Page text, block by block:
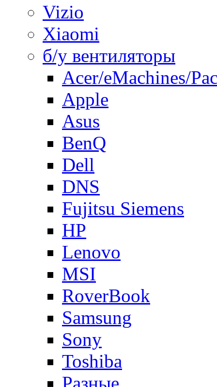
Vizio
Xiaomi
б/у вентиляторы
Acer/eMachines/
Apple
Asus
BenQ
Dell
DNS
Fujitsu Siemens
HP
Lenovo
MSI
RoverBook
Samsung
Sony
Toshiba
Разные